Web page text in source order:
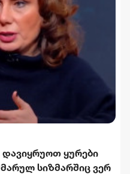
ყურები
სიზმარშიც ვერ